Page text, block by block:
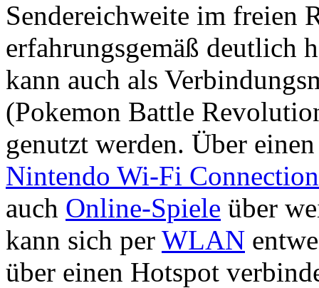
Sendereichweite im freien
erfahrungsgemäß deutlich
kann auch als
(Pokemon Battle
genutzt werden. Über
Nintendo Wi-Fi Connection
auch Online-Spiele über
kann sich per WLAN
über einen Hotspot